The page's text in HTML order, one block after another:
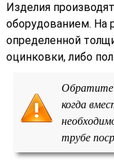
Изделия
оборудованием. На
определенной
оцинковки, либо
Обратите
когда
трубе